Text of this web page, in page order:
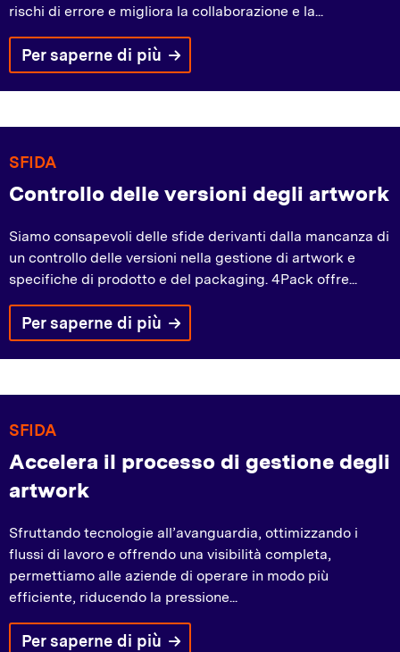
rischi di errore e migliora la collaborazione e la...
Per saperne di più
SFIDA
Controllo delle versioni degli artwork
Siamo consapevoli delle sfide derivanti dalla mancanza di
un controllo delle versioni nella gestione di artwork e
specifiche di prodotto e del packaging. 4Pack offre...
Per saperne di più
SFIDA
Accelera il processo di gestione degli
artwork
Sfruttando tecnologie all’avanguardia, ottimizzando i
flussi di lavoro e offrendo una visibilità completa,
permettiamo alle aziende di operare in modo più
efficiente, riducendo la pressione...
Per saperne di più